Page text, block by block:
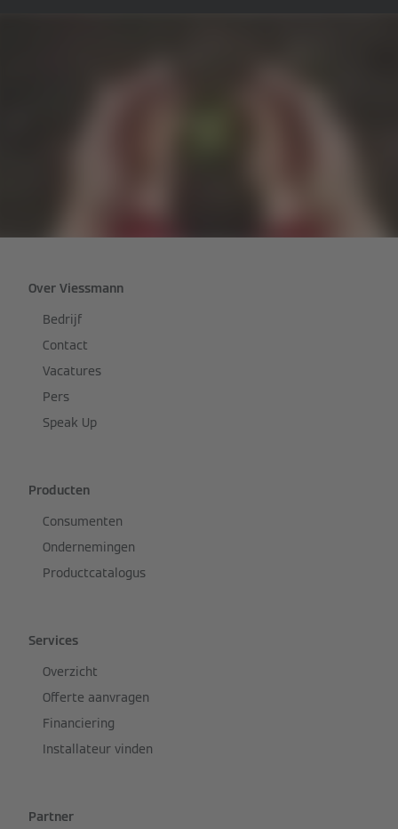
Over Viessmann
Bedrijf
Contact
Vacatures
Pers
Speak Up
Producten
Consumenten
Ondernemingen
Productcatalogus
Services
Overzicht
Offerte aanvragen
Financiering
Installateur vinden
Partner